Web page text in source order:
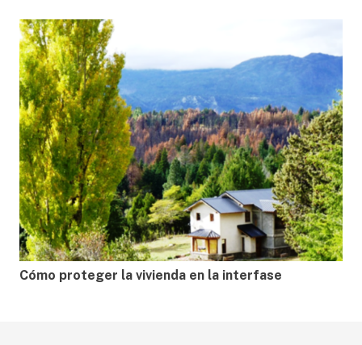
Cómo proteger la vivienda en la interfase